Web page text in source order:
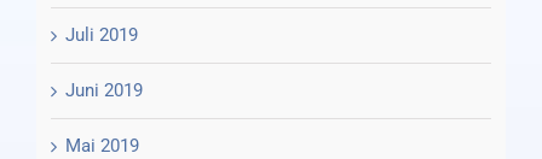
Juli 2019
Juni 2019
Mai 2019